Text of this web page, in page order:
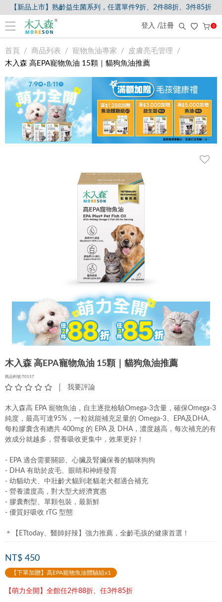
【新品上市】熟齡益生菌系列，任選單件9折、2件88折、3件85折
【8/5-8/9爸氣獻禮】全館滿$2000現折$200、滿$3000現折$300、滿
登入 /註冊 0
首頁 商品列表 寵物魚油專家
皮膚亮毛管理
木入森 高EPA寵物魚油 15顆｜貓狗魚油推薦
木入森 高EPA寵物魚油 15顆｜貓狗魚油推薦
商品料號:T0157
我要評論
木入森高 EPA 寵物魚油，自主逐批檢驗Omega-3含量，確保Omega-3
純度，最高可達95%，一粒就能補充足量的 Omega-3、EPA及DHA。
每粒膠囊含有總共 400mg 的 EPA 及 DHA，濃度越高，每次補充的有
效成分就越多，營養吸收更集中，效果更好！
- EPA 適合需要關節、心臟及腎臟保養的貓咪狗狗
- DHA 有助於皮毛、眼睛和神經發育
- 幼貓幼犬、中壯齡犬貓到老貓老犬都適合補充
- 營養濃度高，對大型犬經濟實惠
- 膠囊劑型、單顆包裝，最新鮮
- 優質好吸收 rTG 型態
＊【ETtoday、醫師好辣】強力推薦，全齡毛孩的健康首選！
NT$ 450
【下單加贈】高EPA寵物魚油體驗組x1
【萌力全開】全館任2件88折、任3件85折